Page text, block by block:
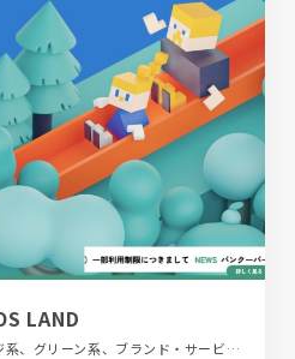
LAND
かわいい、イラスト、オレンジ系、グリーン系、ブランド・サービスサイト、ポップ、商業施設・レジャー、旅行・ホテル・観光、飲食店・グルメ・ウェディング